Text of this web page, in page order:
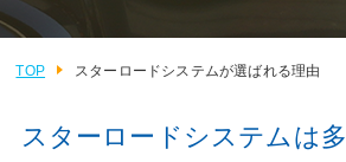
TOP スターロードシステムが選ばれる理由
スターロードシステムは